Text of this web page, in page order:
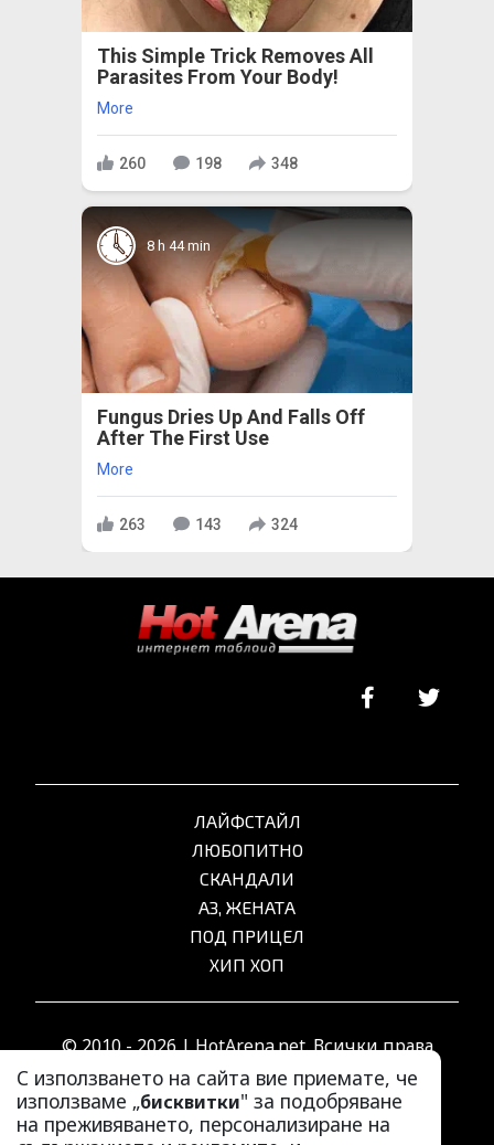
This Simple Trick Removes All
Parasites From Your Body!
More
260 198 348
8 h 44 min
Fungus Dries Up And Falls Off
After The First Use
More
263 143 324
С използването на сайта вие приемате, че
използваме „бисквитки" за подобряване
на преживяването, персонализиране на
ЛАЙФСТАЙЛ
ЛЮБОПИТНО
СКАНДАЛИ
АЗ, ЖЕНАТА
ПОД ПРИЦЕЛ
ХИП ХОП
© 2010 - 2026 | HotArena.net. Всички права
запазени.
РЕКЛАМА